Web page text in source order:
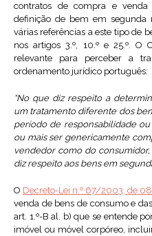
contratos de compra e
definição de bem em segunda
várias referências a este tipo de
nos artigos 3.º, 10.º e 25.º. O
relevante para perceber a
ordenamento jurídico português:
“No que diz respeito a
um tratamento diferente dos
período de responsabilidade
ou mais ser genericamente
vendedor como do
diz respeito aos bens em
O Decreto-Lei n.º 67/2003, de
venda de bens de consumo e
art. 1.º-B al. b) que se entende
imóvel ou móvel corpóreo,